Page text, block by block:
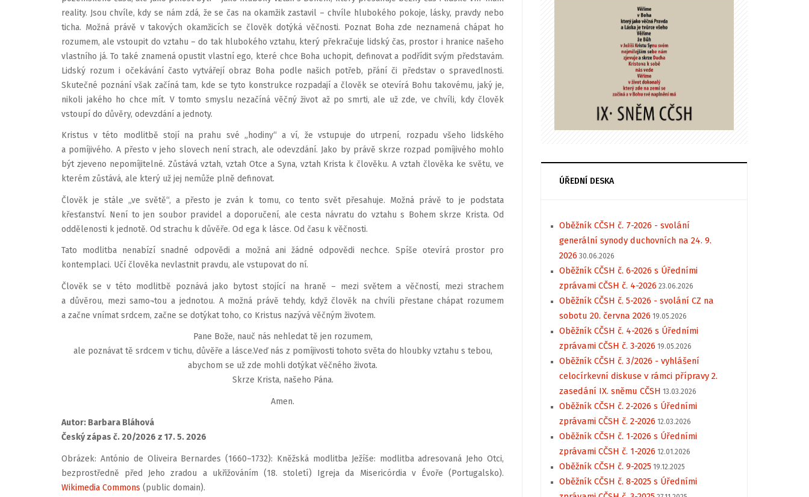
reality. Jsou chvíle, kdy se nám zdá, že se čas na okamžik zastavil – chvíle hlubokého pokoje, lásky, pravdy nebo
ticha. Možná právě v takových okamžicích se člověk dotýká věčnosti. Poznat Boha zde neznamená chápat ho
rozumem, ale vstoupit do vztahu – do tak hlubokého vztahu, který překračuje lidský čas, prostor i hranice našeho
vlastního já. To také znamená opustit vlastní ego, které chce Boha uchopit, definovat a podřídit svým představám.
Lidský rozum i očekávání často vytvářejí obraz Boha podle našich potřeb, přání či představ o spravedlnosti.
Skutečné poznání však začíná tam, kde se tyto konstrukce rozpadají a člověk se otevírá Bohu takovému, jaký je,
nikoli jakého ho chce mít. V tomto smyslu nezačíná věčný život až po smrti, ale už zde, ve chvíli, kdy člověk
vstoupí do důvěry, odevzdání a jednoty.
Kristus v této modlitbě stojí na prahu své „hodiny“ a ví, že vstupuje do utrpení, rozpadu všeho lidského
a pomíjivého. A přesto v jeho slovech není strach, ale odevzdání. Jako by právě skrze rozpad pomíjivého mohlo
být zjeveno nepomíjitelné. Zůstává vztah, vztah Otce a Syna, vztah Krista k člověku. A vztah člověka ke světu, ve
kterém zůstává, ale který už jej nemůže plně definovat.
Člověk je stále „ve světě“, a přesto je zván k tomu, co tento svět přesahuje. Možná právě to je podstata
křesťanství. Není to jen soubor pravidel a doporučení, ale cesta návratu do vztahu s Bohem skrze Krista. Od
oddělenosti k jednotě. Od strachu k důvěře. Od ega k lásce. Od času k věčnosti.
Tato modlitba nenabízí snadné odpovědi a možná ani žádné odpovědi nechce. Spíše otevírá prostor pro
kontemplaci. Učí člověka nevlastnit pravdu, ale vstupovat do ní.
Člověk se v této modlitbě poznává jako bytost stojící na hraně – mezi světem a věčností, mezi strachem
a důvěrou, mezi samo¬tou a jednotou. A možná právě tehdy, když člověk na chvíli přestane chápat rozumem
a začne vnímat srdcem, začne se dotýkat toho, co Kristus nazývá věčným životem.
Pane Bože, nauč nás nehledat tě jen rozumem,
ale poznávat tě srdcem v tichu, důvěře a lásce.Veď nás z pomíjivosti tohoto světa do hloubky vztahu s tebou,
abychom se už zde mohli dotýkat věčného života.
Skrze Krista, našeho Pána.
Amen.
Autor: Barbara Bláhová
Český zápas č. 20/2026 z 17. 5. 2026
Obrázek: António de Oliveira Bernardes (1660–1732): Kněžská modlitba Ježíše: modlitba adresovaná Jeho Otci,
bezprostředně před Jeho zradou a ukřižováním (18. století) Igreja da Misericórdia v Évoře (Portugalsko).
Wikimedia Commons (public domain).
ÚŘEDNÍ DESKA
Oběžník CČSH č. 7-2026 - svolání
generální synody duchovních na 24. 9.
2026 30.06.2026
Oběžník CČSH č. 6-2026 s Úředními
zprávami CČSH č. 4-2026 23.06.2026
Oběžník CČSH č. 5-2026 - svolání CZ na
sobotu 20. června 2026 19.05.2026
Oběžník CČSH č. 4-2026 s Úředními
zprávami CČSH č. 3-2026 19.05.2026
Oběžník CČSH č. 3/2026 - vyhlášení
celocírkevní diskuse v rámci přípravy 2.
zasedání IX. sněmu CČSH 13.03.2026
Oběžník CČSH č. 2-2026 s Úředními
zprávami CČSH č. 2-2026 12.03.2026
Oběžník CČSH č. 1-2026 s Úředními
zprávami CČSH č. 1-2026 12.01.2026
Oběžník CČSH č. 9-2025 19.12.2025
Oběžník CČSH č. 8-2025 s Úředními